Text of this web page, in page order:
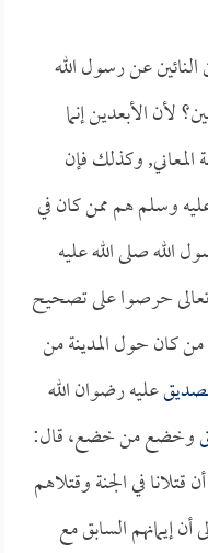
النائين عن رسول الله
لأن الأبعدين إنما
المعاني, وكذلك فإن
وسلم هم ممن كان في
الله صلى الله عليه
حرصوا على تصحيح
كان حول المدينة من
عليه رضوان الله
وخضع من خضع، قال:
في الجنة وقتلاهم
أن إيمانهم السابق مع